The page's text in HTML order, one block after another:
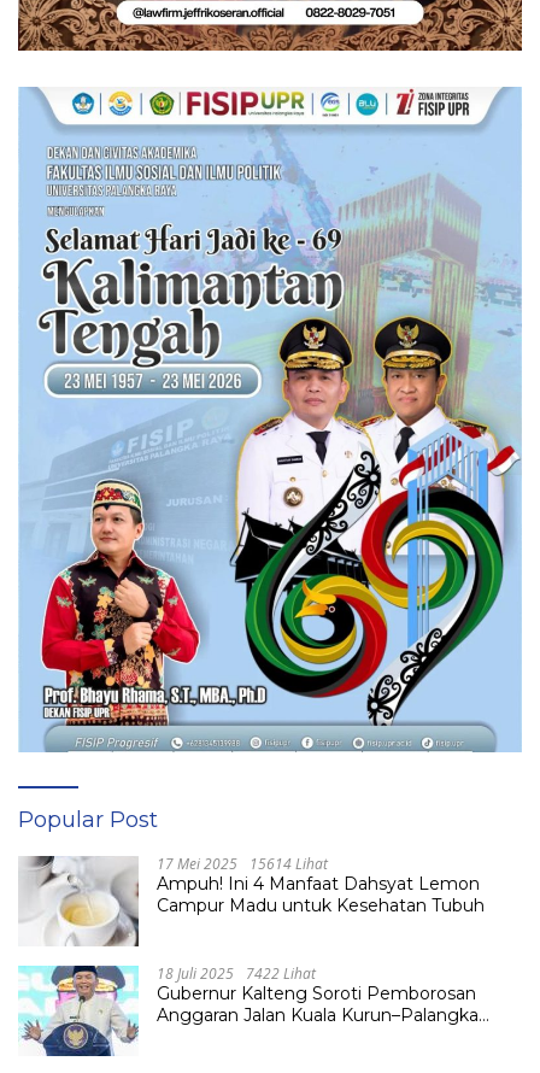
Popular Post
17 Mei 2025 15614 Lihat
Ampuh! Ini 4 Manfaat Dahsyat Lemon
Campur Madu untuk Kesehatan Tubuh
18 Juli 2025 7422 Lihat
Gubernur Kalteng Soroti Pemborosan
Anggaran Jalan Kuala Kurun–Palangka